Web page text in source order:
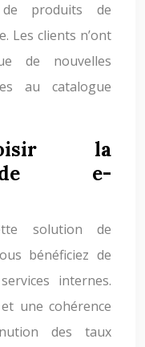
produits de
Les clients n’ont
de nouvelles
au catalogue
la
de e-
solution de
bénéficiez de
internes.
une cohérence
des taux